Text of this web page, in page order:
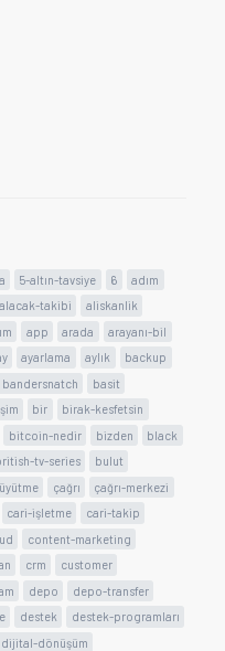
5-altın-tavsiye 6
adım
alacak-takibi
aliskanlik
app arada
arayanı-bil
ayarlama aylık
backup
bandersnatch
basit
bir
birak-kesfetsin
bitcoin-nedir bizden
black
tv-series
bulut
çağrı
çağrı-merkezi
cari-işletme
cari-takip
content-marketing
crm
customer
depo
depo-transfer
destek
destek-programları
dijital-dönüşüm